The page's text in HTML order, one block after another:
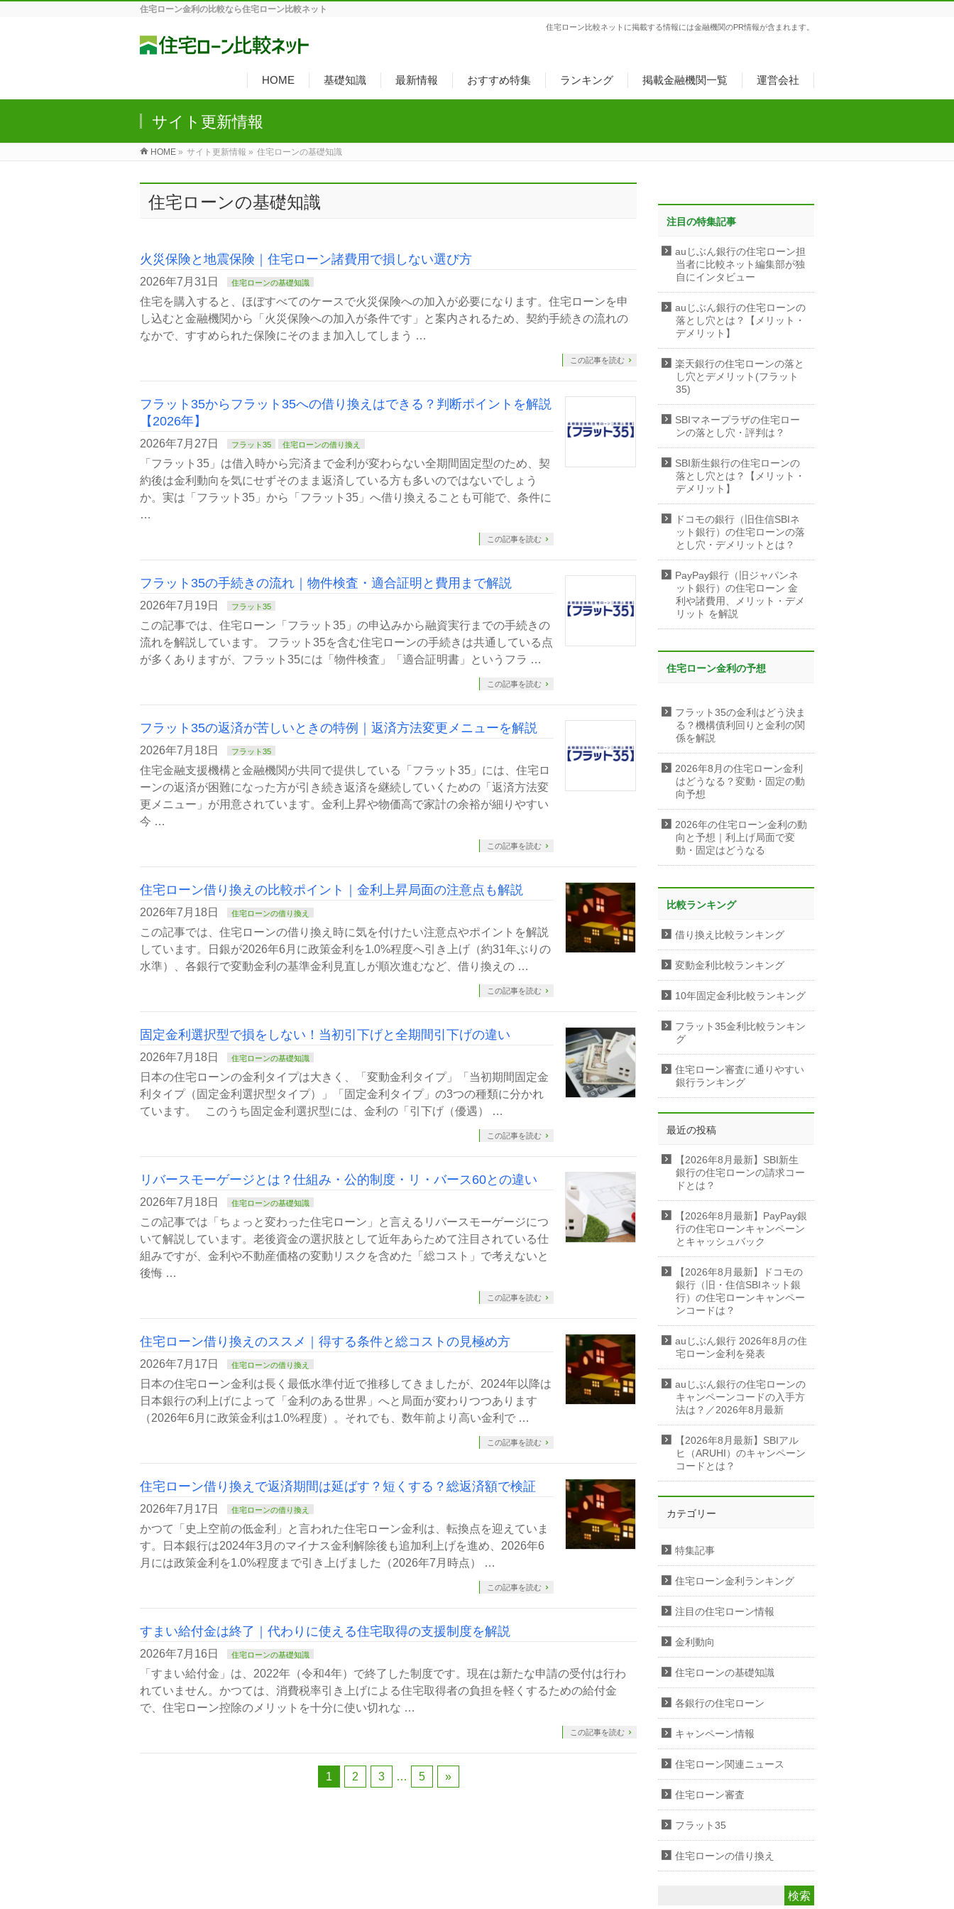
住宅ローン金利の比較なら住宅ローン比較ネット
HOME 基礎知識 最新情報 おすすめ特集 ランキング 掲載金融機関一覧 運営会社
住宅ローン比較ネットに掲載する情報には金融機関のPR情報が含まれます。
サイト更新情報
HOME » サイト更新情報 » 住宅ローンの基礎知識
住宅ローンの基礎知識
火災保険と地震保険｜住宅ローン諸費用で損しない選び方
2026年7月31日 住宅ローンの基礎知識
住宅を購入すると、ほぼすべてのケースで火災保険への加入が必要になります。住宅ローンを申
し込むと金融機関から「火災保険への加入が条件です」と案内されるため、契約手続きの流れの
なかで、すすめられた保険にそのまま加入してしまう …
この記事を読む
フラット35からフラット35への借り換えはできる？判断ポイントを解説
【2026年】
2026年7月27日 フラット35 住宅ローンの借り換え
「フラット35」は借入時から完済まで金利が変わらない全期間固定型のため、契
約後は金利動向を気にせずそのまま返済している方も多いのではないでしょう
か。実は「フラット35」から「フラット35」へ借り換えることも可能で、条件に
…
この記事を読む
フラット35の手続きの流れ｜物件検査・適合証明と費用まで解説
2026年7月19日 フラット35
この記事では、住宅ローン「フラット35」の申込みから融資実行までの手続きの
流れを解説しています。 フラット35を含む住宅ローンの手続きは共通している点
が多くありますが、フラット35には「物件検査」「適合証明書」というフラ …
この記事を読む
フラット35の返済が苦しいときの特例｜返済方法変更メニューを解説
2026年7月18日 フラット35
住宅金融支援機構と金融機関が共同で提供している「フラット35」には、住宅ロ
ーンの返済が困難になった方が引き続き返済を継続していくための「返済方法変
更メニュー」が用意されています。金利上昇や物価高で家計の余裕が細りやすい
今 …
この記事を読む
住宅ローン借り換えの比較ポイント｜金利上昇局面の注意点も解説
2026年7月18日 住宅ローンの借り換え
この記事では、住宅ローンの借り換え時に気を付けたい注意点やポイントを解説
しています。日銀が2026年6月に政策金利を1.0%程度へ引き上げ（約31年ぶりの
水準）、各銀行で変動金利の基準金利見直しが順次進むなど、借り換えの …
この記事を読む
固定金利選択型で損をしない！当初引下げと全期間引下げの違い
2026年7月18日 住宅ローンの基礎知識
日本の住宅ローンの金利タイプは大きく、「変動金利タイプ」「当初期間固定金
利タイプ（固定金利選択型タイプ）」「固定金利タイプ」の3つの種類に分かれ
ています。 このうち固定金利選択型には、金利の「引下げ（優遇） …
この記事を読む
リバースモーゲージとは？仕組み・公的制度・リ・バース60との違い
2026年7月18日 住宅ローンの基礎知識
この記事では「ちょっと変わった住宅ローン」と言えるリバースモーゲージにつ
いて解説しています。老後資金の選択肢として近年あらためて注目されている仕
組みですが、金利や不動産価格の変動リスクを含めた「総コスト」で考えないと
後悔 …
この記事を読む
住宅ローン借り換えのススメ｜得する条件と総コストの見極め方
2026年7月17日 住宅ローンの借り換え
日本の住宅ローン金利は長く最低水準付近で推移してきましたが、2024年以降は
日本銀行の利上げによって「金利のある世界」へと局面が変わりつつあります
（2026年6月に政策金利は1.0%程度）。それでも、数年前より高い金利で …
この記事を読む
住宅ローン借り換えで返済期間は延ばす？短くする？総返済額で検証
2026年7月17日 住宅ローンの借り換え
かつて「史上空前の低金利」と言われた住宅ローン金利は、転換点を迎えていま
す。日本銀行は2024年3月のマイナス金利解除後も追加利上げを進め、2026年6
月には政策金利を1.0%程度まで引き上げました（2026年7月時点） …
この記事を読む
すまい給付金は終了｜代わりに使える住宅取得の支援制度を解説
2026年7月16日 住宅ローンの基礎知識
「すまい給付金」は、2022年（令和4年）で終了した制度です。現在は新たな申請の受付は行わ
れていません。かつては、消費税率引き上げによる住宅取得者の負担を軽くするための給付金
で、住宅ローン控除のメリットを十分に使い切れな …
この記事を読む
1 2 3 … 5 »
注目の特集記事
auじぶん銀行の住宅ローン担
当者に比較ネット編集部が独
自にインタビュー
auじぶん銀行の住宅ローンの
落とし穴とは？【メリット・
デメリット】
楽天銀行の住宅ローンの落と
し穴とデメリット(フラット
35)
SBIマネープラザの住宅ロー
ンの落とし穴・評判は？
SBI新生銀行の住宅ローンの
落とし穴とは？【メリット・
デメリット】
ドコモの銀行（旧住信SBIネ
ット銀行）の住宅ローンの落
とし穴・デメリットとは？
PayPay銀行（旧ジャパンネ
ット銀行）の住宅ローン 金
利や諸費用、メリット・デメ
リット を解説
住宅ローン金利の予想
フラット35の金利はどう決ま
る？機構債利回りと金利の関
係を解説
2026年8月の住宅ローン金利
はどうなる？変動・固定の動
向予想
2026年の住宅ローン金利の動
向と予想｜利上げ局面で変
動・固定はどうなる
比較ランキング
借り換え比較ランキング
変動金利比較ランキング
10年固定金利比較ランキング
フラット35金利比較ランキン
グ
住宅ローン審査に通りやすい
銀行ランキング
最近の投稿
【2026年8月最新】SBI新生
銀行の住宅ローンの請求コー
ドとは？
【2026年8月最新】PayPay銀
行の住宅ローンキャンペーン
とキャッシュバック
【2026年8月最新】ドコモの
銀行（旧・住信SBIネット銀
行）の住宅ローンキャンペー
ンコードは？
auじぶん銀行 2026年8月の住
宅ローン金利を発表
auじぶん銀行の住宅ローンの
キャンペーンコードの入手方
法は？／2026年8月最新
【2026年8月最新】SBIアル
ヒ（ARUHI）のキャンペーン
コードとは？
カテゴリー
特集記事
住宅ローン金利ランキング
注目の住宅ローン情報
金利動向
住宅ローンの基礎知識
各銀行の住宅ローン
キャンペーン情報
住宅ローン関連ニュース
住宅ローン審査
フラット35
住宅ローンの借り換え